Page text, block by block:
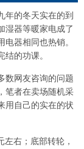
的冬天实在的到
湿器等暖家电成了
器相同也热销。
的功课。
网友咨询的问题
笔者在卖场随机采
用自己的实在的状
右；底部转轮，